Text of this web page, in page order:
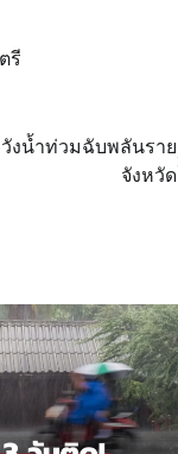
รี
วังน้ำท่วมฉับพลันราย
จังหวัด